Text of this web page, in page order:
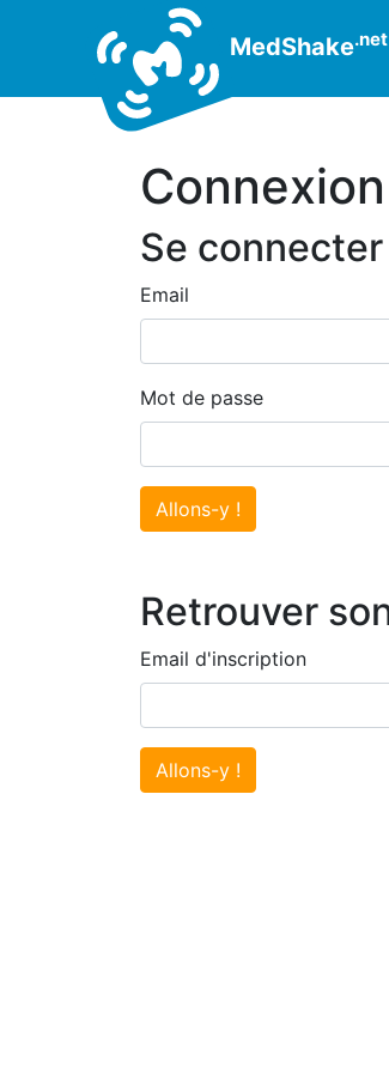
MedShake.net
Connexion
Se connecter
Email
Mot de passe
Allons-y !
Retrouver
Email d'inscription
Allons-y !